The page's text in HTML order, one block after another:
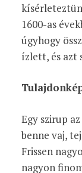
1600-as
úgyhogy
ízlett, és azt
Egy szirup
benne vaj,
Frissen
nagyon